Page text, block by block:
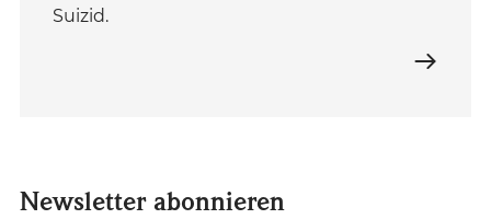
Suizid.
Newsletter abonnieren